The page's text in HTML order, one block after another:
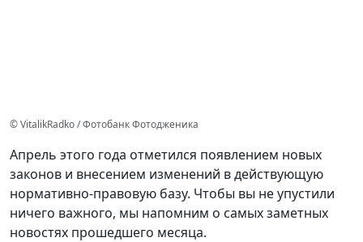
© VitalikRadko / Фотобанк Фотодженика
Апрель этого года отметился появлением новых
законов и внесением изменений в действующую
нормативно-правовую базу. Чтобы вы не упустили
ничего важного, мы напомним о самых заметных
новостях прошедшего месяца.